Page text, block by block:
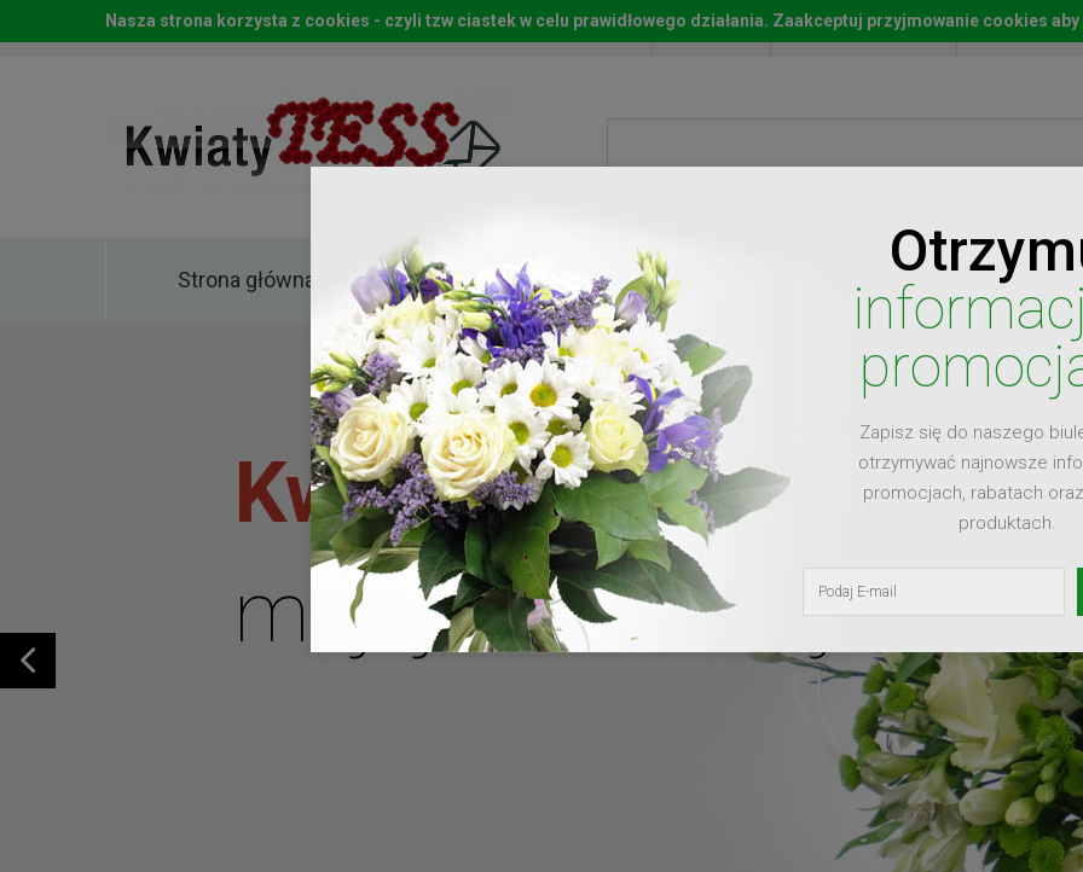
Start Moje konto Lista
Strona główna Kwiaty
Kwiaty dla
mojej ukochanej
Zapisz się do naszego
otrzymywać najnowsze
promocjach, rabatach
produktach.
Nasza strona korzysta z cookies - czyli tzw ciastek w celu prawidłowego działania. Zaakceptuj przyjmowanie cookies